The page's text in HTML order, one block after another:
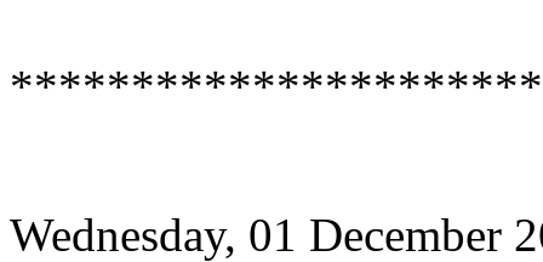
Wednesday, 01 December